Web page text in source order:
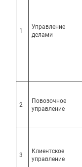
1
Управление
делами
2
Повозочное
управление
3
Клиентское
управление